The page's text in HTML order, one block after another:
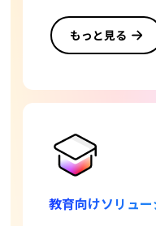
もっと見る
教育向けソリュ